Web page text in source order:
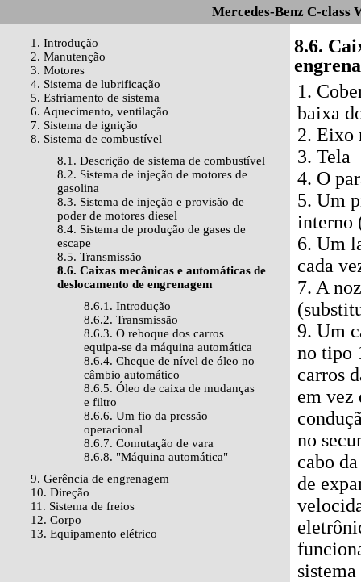
Mercedes-Benz C-class
1. Introdução
2. Manutenção
3. Motores
4. Sistema de lubrificação
5. Esfriamento de sistema
6. Aquecimento, ventilação
7. Sistema de ignição
8. Sistema de combustível
8.1. Descrição de sistema de combustível
8.2. Sistema de injeção de motores de
gasolina
8.3. Sistema de injeção e provisão de
poder de motores diesel
8.4. Sistema de produção de gases de
escape
8.5. Transmissão
8.6. Caixas mecânicas e automáticas de
deslocamento de engrenagem
8.6.1. Introdução
8.6.2. Transmissão
8.6.3. O reboque dos carros
equipa-se da máquina automática
8.6.4. Cheque de nível de óleo no
câmbio automático
8.6.5. Óleo de caixa de mudanças
e filtro
8.6.6. Um fio da pressão
operacional
8.6.7. Comutação de vara
8.6.8. "Máquina automática"
9. Gerência de engrenagem
10. Direção
11. Sistema de freios
12. Corpo
13. Equipamento elétrico
8.6.
1.
baixa
2. Eixo
3. Tela
4. O
5. Um
interno
6. Um
cada
7. A
9. Um
no tipo
carros
em vez
no
cabo
de